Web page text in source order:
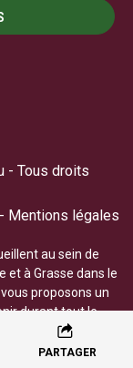
PARTAGER
- Tous droits
Mentions légales
au sein de
et à Grasse dans le
proposons un
durant tout le